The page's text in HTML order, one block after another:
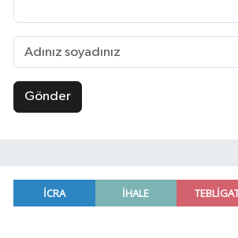
Gönder